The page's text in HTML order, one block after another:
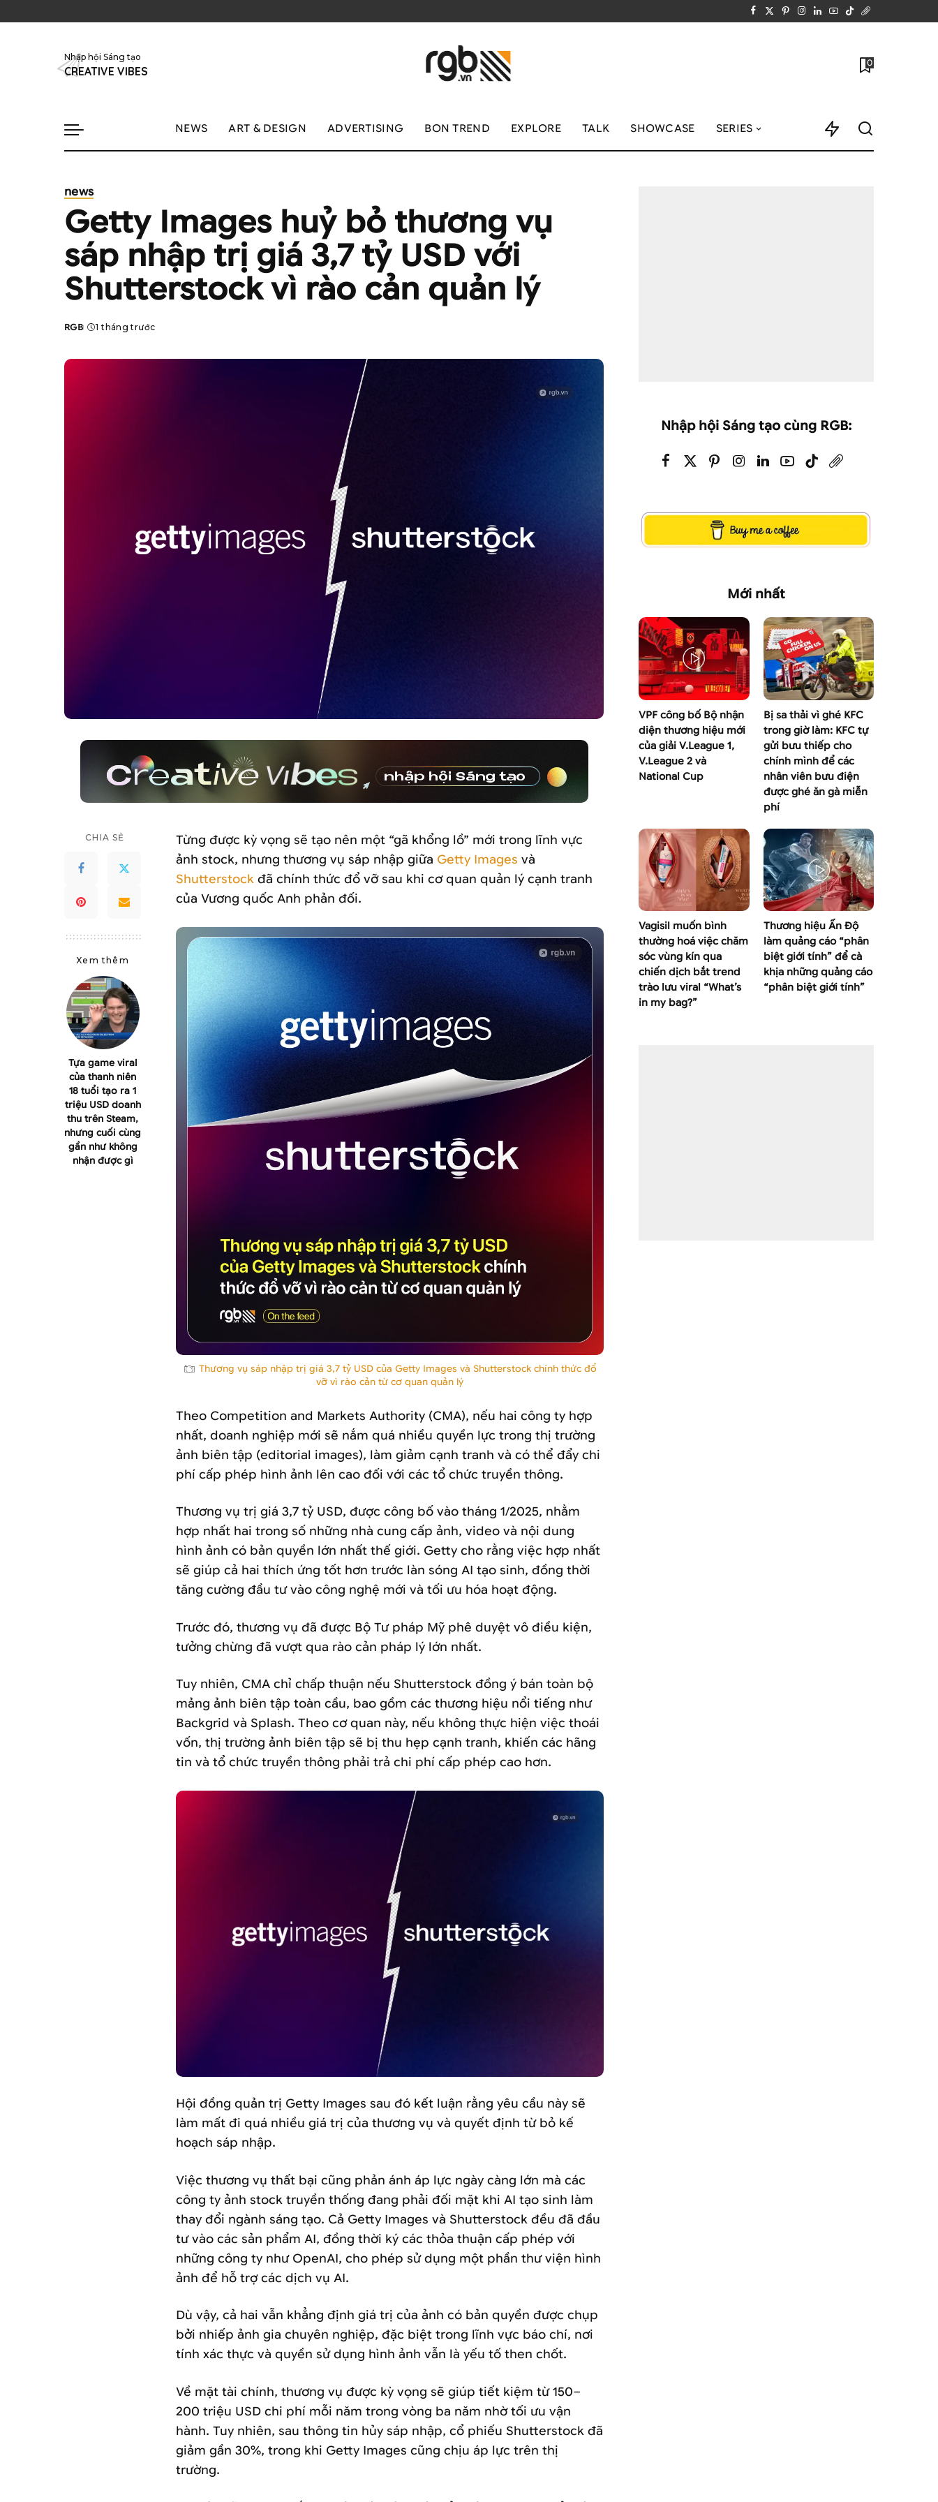
Nhập hội Sáng tạo
CREATIVE VIBES
0
NEWS ART & DESIGN ADVERTISING BON TREND EXPLORE TALK SHOWCASE SERIES
news
Getty Images huỷ bỏ thương vụ
sáp nhập trị giá 3,7 tỷ USD với
Shutterstock vì rào cản quản lý
Posted
RGB 1 tháng trước
CHIA SẺ
Xem thêm
Tựa game viral
của thanh niên
18 tuổi tạo ra 1
triệu USD doanh
thu trên Steam,
nhưng cuối cùng
gần như không
nhận được gì
Từng được kỳ vọng sẽ tạo nên một “gã khổng lồ” mới trong lĩnh vực
ảnh stock, nhưng thương vụ sáp nhập giữa Getty Images và
Shutterstock đã chính thức đổ vỡ sau khi cơ quan quản lý cạnh tranh
của Vương quốc Anh phản đối.
Thương vụ sáp nhập trị giá 3,7 tỷ USD của Getty Images và Shutterstock chính thức đổ
vỡ vì rào cản từ cơ quan quản lý
Theo Competition and Markets Authority (CMA), nếu hai công ty hợp
nhất, doanh nghiệp mới sẽ nắm quá nhiều quyền lực trong thị trường
ảnh biên tập (editorial images), làm giảm cạnh tranh và có thể đẩy chi
phí cấp phép hình ảnh lên cao đối với các tổ chức truyền thông.
Thương vụ trị giá 3,7 tỷ USD, được công bố vào tháng 1/2025, nhằm
hợp nhất hai trong số những nhà cung cấp ảnh, video và nội dung
hình ảnh có bản quyền lớn nhất thế giới. Getty cho rằng việc hợp nhất
sẽ giúp cả hai thích ứng tốt hơn trước làn sóng AI tạo sinh, đồng thời
tăng cường đầu tư vào công nghệ mới và tối ưu hóa hoạt động.
Trước đó, thương vụ đã được Bộ Tư pháp Mỹ phê duyệt vô điều kiện,
tưởng chừng đã vượt qua rào cản pháp lý lớn nhất.
Tuy nhiên, CMA chỉ chấp thuận nếu Shutterstock đồng ý bán toàn bộ
mảng ảnh biên tập toàn cầu, bao gồm các thương hiệu nổi tiếng như
Backgrid và Splash. Theo cơ quan này, nếu không thực hiện việc thoái
vốn, thị trường ảnh biên tập sẽ bị thu hẹp cạnh tranh, khiến các hãng
tin và tổ chức truyền thông phải trả chi phí cấp phép cao hơn.
Hội đồng quản trị Getty Images sau đó kết luận rằng yêu cầu này sẽ
làm mất đi quá nhiều giá trị của thương vụ và quyết định từ bỏ kế
hoạch sáp nhập.
Việc thương vụ thất bại cũng phản ánh áp lực ngày càng lớn mà các
công ty ảnh stock truyền thống đang phải đối mặt khi AI tạo sinh làm
thay đổi ngành sáng tạo. Cả Getty Images và Shutterstock đều đã đầu
tư vào các sản phẩm AI, đồng thời ký các thỏa thuận cấp phép với
những công ty như OpenAI, cho phép sử dụng một phần thư viện hình
ảnh để hỗ trợ các dịch vụ AI.
Dù vậy, cả hai vẫn khẳng định giá trị của ảnh có bản quyền được chụp
bởi nhiếp ảnh gia chuyên nghiệp, đặc biệt trong lĩnh vực báo chí, nơi
tính xác thực và quyền sử dụng hình ảnh vẫn là yếu tố then chốt.
Về mặt tài chính, thương vụ được kỳ vọng sẽ giúp tiết kiệm từ 150–
200 triệu USD chi phí mỗi năm trong vòng ba năm nhờ tối ưu vận
hành. Tuy nhiên, sau thông tin hủy sáp nhập, cổ phiếu Shutterstock đã
giảm gần 30%, trong khi Getty Images cũng chịu áp lực trên thị
trường.
Nhập hội Sáng tạo cùng RGB:
Mới nhất
VPF công bố Bộ nhận
diện thương hiệu mới
của giải V.League 1,
V.League 2 và
National Cup
Bị sa thải vì ghé KFC
trong giờ làm: KFC tự
gửi bưu thiếp cho
chính mình để các
nhân viên bưu điện
được ghé ăn gà miễn
phí
Vagisil muốn bình
thường hoá việc chăm
sóc vùng kín qua
chiến dịch bắt trend
trào lưu viral “What’s
in my bag?”
Thương hiệu Ấn Độ
làm quảng cáo “phân
biệt giới tính” để cà
khịa những quảng cáo
“phân biệt giới tính”